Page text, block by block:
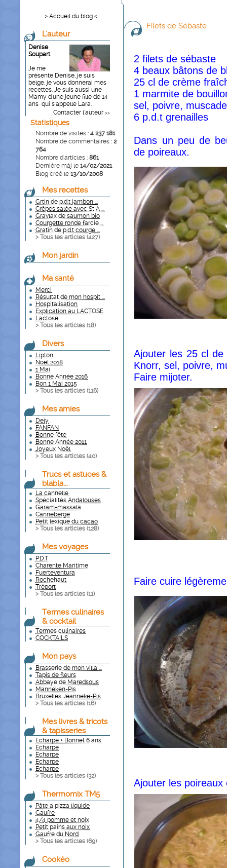
> Accueil du blog <
L'auteur
Denise
Soupart
Je me
présente Denise, je suis
belge, je vous donnerai mes
recettes. Je suis aussi une
Mamy d'une jeune fille de 14
ans qui s'appelle Lara.
Contacter l'auteur >>
Statistiques
Nombre de visites : 4 237 181
Nombre de commentaires : 2
764
Nombre d'articles : 861
Dernière màj le 14/02/2021
Blog créé le 13/10/2008
Mes recettes
Grtin de p.d.t jambon ...
Crêpes salée avec St A ...
Gravlax de saumon bio
Courgette ronde farcie ...
Gratin de p.d.t courge ...
> Tous les articles (427)
Mon jardin
Ma santé
Merci
Résultat de mon hospit ...
Hospitalisation
Explication au LACTOSE
Lactose
> Tous les articles (18)
Divers
Lipton
Noël 2018
1 Mai
Bonne Année 2016
Bon 1 Mai 2015
> Tous les articles (116)
Mes amies
Dely
FANFAN
Bonne fête
Bonne Année 2011
Joyeux Noël
> Tous les articles (40)
Trucs et astuces &
blabla...
La cannelle
Spécialités Andalouses
Garam-massala
Canneberge
Petit lexique du cacao
> Tous les articles (128)
Mes voyages
P.D.T
Charente Maritime
Fuerteventura
Rochehaut
Tréport
> Tous les articles (11)
Termes culinaires
& cocktail
Termes culinaires
COCKTAILS
Mon pays
Brasserie de mon villa ...
Tapis de fleurs
Abbaye de Maredsous
Manneken-Pis
Bruxelles Jeanneke-Pis
> Tous les articles (16)
Mes livres & tricots
& tapisseries
Echarpe + Bonnet 6 ans
Echarpe
Echarpe
Echarpe
Echarpe
> Tous les articles (32)
Thermomix TM5
Pâte a pizza liquide
Gaufre
4/4 pomme et noix
Petit pains aux noix
Gaufre du Nord
> Tous les articles (69)
Cookéo
Filets de Sébaste
2 filets de sébaste
4 beaux bâtons de
25 cl de crème
1 marmite de
sel, poivre, muscade
6 p.d.t grenailles
Dans un peu de
de poireaux.
Ajouter les 25 cl
Knorr, sel, poivre,
Faire mijoter.
Faire cuire
Ajouter les